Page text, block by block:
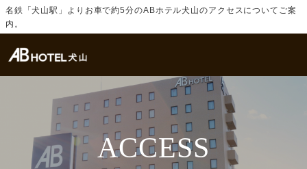
名鉄「犬山駅」よりお車で約5分のABホテル犬山のアクセスについてご案
内。
ACCESS